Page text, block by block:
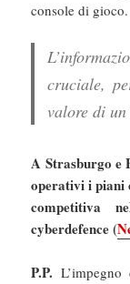
console di gioco.
cruciale,
valore di
A Strasburgo e
operativi i piani
competitiva
cyberdefence (
P.P.